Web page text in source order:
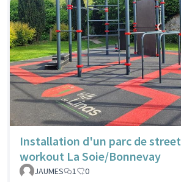
Installation d'un parc de street
workout La Soie/Bonnevay
JAUMES
1 0